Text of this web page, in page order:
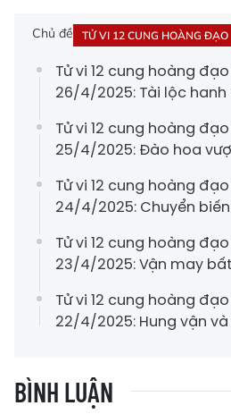
Chủ đề TỬ VI 12 CUNG HOÀNG ĐẠO
Tử vi 12 cung hoàng
26/4/2025: Tài lộc
Tử vi 12 cung hoàng
25/4/2025: Đào hoa
Tử vi 12 cung hoàng
24/4/2025: Chuyển
Tử vi 12 cung hoàng
23/4/2025: Vận may
Tử vi 12 cung hoàng
22/4/2025: Hung vận
BÌNH LUẬN